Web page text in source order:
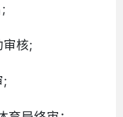
审核;
;